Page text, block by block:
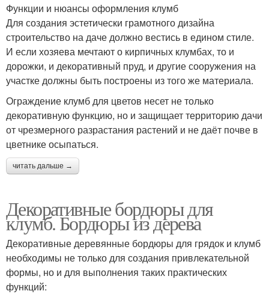
Функции и нюансы оформления клумб
Для создания эстетически грамотного дизайна
строительство на даче должно вестись в едином стиле.
И если хозяева мечтают о кирпичных клумбах, то и
дорожки, и декоративный пруд, и другие сооружения на
участке должны быть построены из того же материала.
Ограждение клумб для цветов несет не только
декоративную функцию, но и защищает территорию дачи
от чрезмерного разрастания растений и не даёт почве в
цветнике осыпаться.
читать дальше →
Декоративные бордюры для
клумб. Бордюры из дерева
Декоративные деревянные бордюры для грядок и клумб
необходимы не только для создания привлекательной
формы, но и для выполнения таких практических
функций: